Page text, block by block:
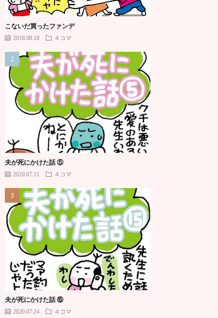
こないだ買ったファンデ
2018.08.18 ４コマ
夫が死にかけた話 ⑤
2020.07.11 ４コマ
夫が死にかけた話 ⑮
2020.07.24 ４コマ